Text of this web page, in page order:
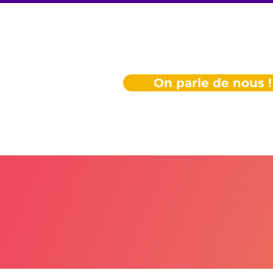
On parle de nous !